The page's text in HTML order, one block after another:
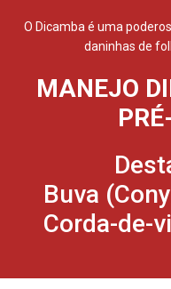
O Dicamba é uma
daninhas de
MANEJO
Buva
Corda-de-